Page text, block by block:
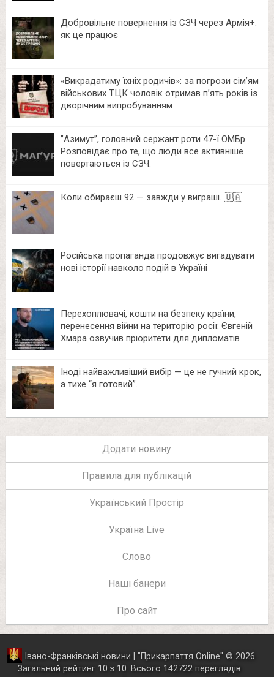
Добровільне повернення із СЗЧ через Армія+:
як це працює
«Викрадатиму їхніх родичів»: за погрози сім’ям
військових ТЦК чоловік отримав п’ять років із
дворічним випробуванням
⁨”Азимут”, головний сержант роти 47-ї ОМБр.
Розповідає про те, що люди все активніше
повертаються із СЗЧ.
Коли обираєш 92 — завжди у виграші. 🇺🇦
Російська пропаганда продовжує вигадувати
нові історії навколо подій в Україні
Перехоплювачі, кошти на безпеку країни,
перенесення війни на територію росії: Євгеній
Хмара озвучив пріоритети для дипломатів
Іноді найважливіший вибір — це не гучний крок,
а тихе “я готовий”.
Додати новину
Правила для публікацій
Український Простір
Україна Live
Слово
Наші банери
Про сайт
Івано-Франківські новини | "Прикарпаття Online" © 2026
Загальний рейтинг 10 з 10. Всього 142722 переглядів